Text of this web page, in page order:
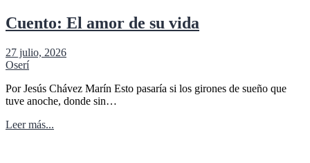
Cuento: El amor de su vida
27 julio, 2026
Oserí
Por Jesús Chávez Marín Esto pasaría si los girones de sueño que
tuve anoche, donde sin…
Leer más...